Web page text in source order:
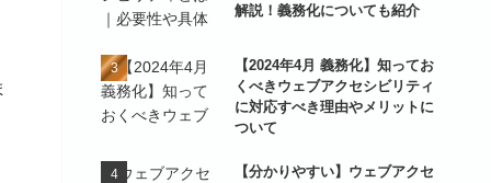
解説！義務化についても紹介
【2024年4月 義務化】知ってお
くべきウェブアクセシビリティ
に対応すべき理由やメリットに
ついて
【分かりやすい】ウェブアクセ